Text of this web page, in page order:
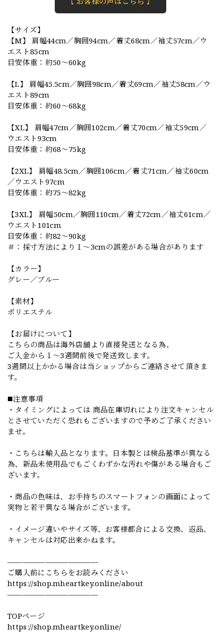
【サイズ】
【M】 肩幅44cm／胸囲94cm／着丈68cm／袖丈57cm／ウ
エスト85cm
目安体重：約50〜60kg
【L】 肩幅45.5cm／胸囲98cm／着丈69cm／袖丈58cm／ウ
エスト89cm
目安体重：約60〜68kg
【XL】 肩幅47cm／胸囲102cm／着丈70cm／袖丈59cm／
ウエスト93cm
目安体重：約68〜75kg
【2XL】 肩幅48.5cm／胸囲106cm／着丈71cm／袖丈60cm
／ウエスト97cm
目安体重：約75〜82kg
【3XL】 肩幅50cm／胸囲110cm／着丈72cm／袖丈61cm／
ウエスト101cm
目安体重：約82〜90kg
＃：採寸方法により１～3cmの誤差がある場合があります
【カラー】
グレー／ブルー
【素材】
ポリエステル
【お届けについて】
こちらの商品は海外店舗より直接発送となる為、
ご入金から１～3週間前後で発送致します。
3週間以上かかる場合は当ショップからご連絡させて頂きま
す。
◼️注意事項
・タイミングによっては 商品在庫切れにより注文キャンセル
とさせていただく恐れもございますので予めご了承ください
ませ。
・こちらは輸入品となります。日本製とは検品基準が異なる
為、新品未使用品でもごくわずかな汚れや傷がある場合もご
ざいます。
・商品の色味は、お手持ちのスマートフォンの画面によって
実物と若干異なる場合がございます。
・イメージ違いやサイズ等、お客様都合による交換、返品、
キャンセルは対応出来かねます。
————————————
ご購入前にこちらをお読みください
https://shop.mheartkey.online/about
————————————
TOPページ
https://shop.mheartkey.online/